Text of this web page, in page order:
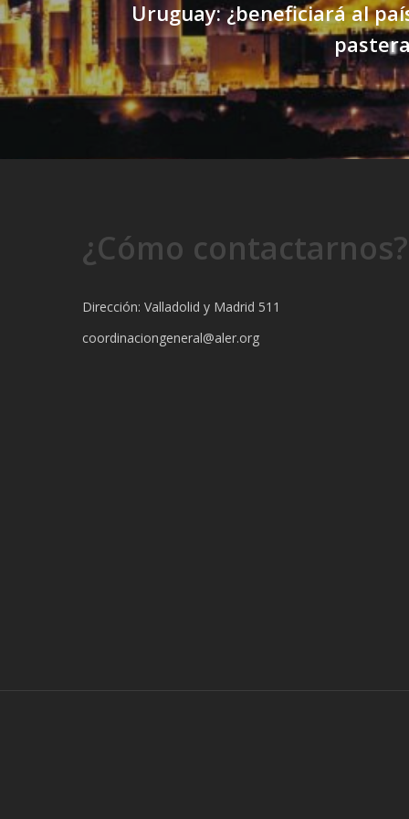
Uruguay: ¿beneficiará al
¿Cómo contactarnos?
Dirección: Valladolid y Madrid 511
coordinaciongeneral@aler.org